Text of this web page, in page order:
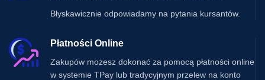
Błyskawicznie odpowiadamy na pytania kursantów.
Płatności Online
Zakupów możesz dokonać za pomocą płatności online
w systemie TPay lub tradycyjnym przelew na konto